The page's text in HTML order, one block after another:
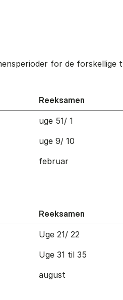
for de forskellige
Reeksamen
uge 51/ 1
uge 9/ 10
februar
Reeksamen
Uge 21/ 22
Uge 31 til 35
august